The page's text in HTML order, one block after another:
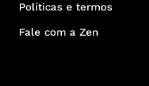
Políticas e termos
Fale com a Zen